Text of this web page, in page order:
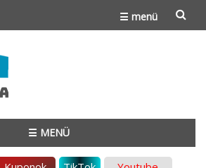
☰ menü
☰ MENÜ